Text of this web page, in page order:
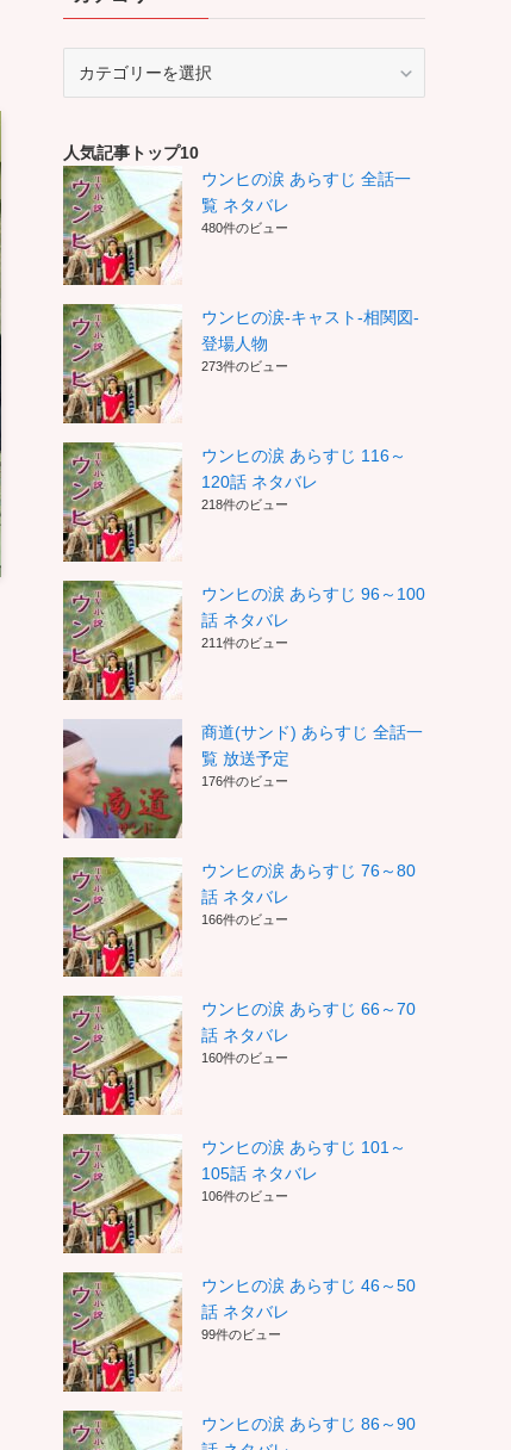
ー
人気記事トップ10
ウンヒの涙 あらすじ 全話一
覧 ネタバレ
480件のビュー
ウンヒの涙-キャスト-相関図-
登場人物
273件のビュー
ウンヒの涙 あらすじ 116～
120話 ネタバレ
218件のビュー
ウンヒの涙 あらすじ 96～100
話 ネタバレ
211件のビュー
商道(サンド) あらすじ 全話一
覧 放送予定
176件のビュー
ウンヒの涙 あらすじ 76～80
話 ネタバレ
166件のビュー
ウンヒの涙 あらすじ 66～70
話 ネタバレ
160件のビュー
ウンヒの涙 あらすじ 101～
105話 ネタバレ
106件のビュー
ウンヒの涙 あらすじ 46～50
話 ネタバレ
99件のビュー
ウンヒの涙 あらすじ 86～90